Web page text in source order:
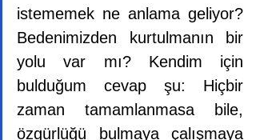
istememek ne anlama geliyor?
Bedenimizden kurtulmanın bir
yolu var mı? Kendim için
bulduğum cevap şu: Hiçbir
zaman tamamlanmasa bile,
özgürlüğü bulmaya çalışmaya